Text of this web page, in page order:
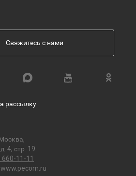
Свяжитесь с нами
рассылку
4, стр. 19
660-11-11
www.pecom.ru